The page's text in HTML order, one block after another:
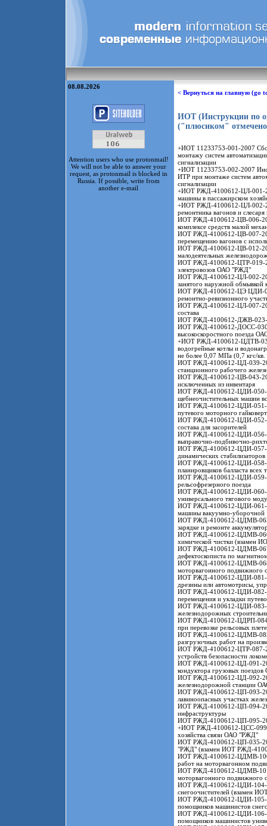
08.08.2026
Attention users who use protonmail!
We will not be able to answer your
request, as protonmail is blocked in
Russia. If possible, write from
another e-mail
< Вернуться на главную (go
ИОТ (Инструкции по
("плюсиком"
+ИОТ 11233753-001-2007
монтажу систем
сигнализации
+ИОТ 11233753-002-2007
ИТР при монтаже систем
сигнализации
+ИОТ РЖД-4100612-ЦЛ-001-
машины в пассажирском
+ИОТ РЖД-4100612-ЦЛ-002-
ремонтника вагонов и
ИОТ РЖД-4100612-ЦВ-006-
комплексе средств малой
ИОТ РЖД-4100612-ЦВ-007-
перемещению вагонов с
ИОТ РЖД-4100612-ЦВ-012-
малодеятельных
ИОТ РЖД-4100612-ЦТР-019-
электровозов ОАО "РЖД"
ИОТ РЖД-4100612-ЦЛ-002-
занятого наружной обмывкой
ИОТ РЖД-4100612-ЦЭ ЦДИ-
ремонтно-ревизионного
ИОТ РЖД-4100612-ЦЛ-007-
состава
ИОТ РЖД-4100612-ДЖВ-023-
ИОТ РЖД-4100612-ДОСС-030-
высокоскоростного поезда
+ИОТ РЖД-4100612-ЦДТВ-037-
водогрейные котлы и
не более 0,07 МПа (0,7 кгс/кв.
ИОТ РЖД-4100612-ЦД-039-
станционного рабочего
ИОТ РЖД-4100612-ЦВ-043-
исключенных из инвентаря
ИОТ РЖД-4100612-ЦДИ-050-
щебнеочистительных машин
ИОТ РЖД-4100612-ЦДИ-051-
путевого моторного
ИОТ РЖД-4100612-ЦДИ-052-
состава для засорителей
ИОТ РЖД-4100612-ЦДИ-056-
выправочно-подбивочно-
ИОТ РЖД-4100612-ЦДИ-057-
динамических
ИОТ РЖД-4100612-ЦДИ-058-
планировщиков балласта всех
ИОТ РЖД-4100612-ЦДИ-059-
рельсофрезерного поезда
ИОТ РЖД-4100612-ЦДИ-060-
универсального тягового
ИОТ РЖД-4100612-ЦДИ-061-
машины вакуумно-уборочной
ИОТ РЖД-4100612-ЦДМВ-063-
зарядке и ремонте
ИОТ РЖД-4100612-ЦДМВ-066-
химической чистки (взамен
ИОТ РЖД-4100612-ЦДМВ-067-
дефектоскописта по
ИОТ РЖД-4100612-ЦДМВ-068-
моторвагонного
ИОТ РЖД-4100612-ЦДИ-081-
дрезины или автомотрисы,
ИОТ РЖД-4100612-ЦДИ-082-
перемещения и укладки
ИОТ РЖД-4100612-ЦДИ-083-
железнодорожных
ИОТ РЖД-4100612-ЦДРП-084-
при перевозке рельсовых
ИОТ РЖД-4100612-ЦДМВ-085-
разгрузочных работ на
ИОТ РЖД-4100612-ЦТР-087-
устройств безопасности
ИОТ РЖД-4100612-ЦД-091-
кондуктора грузовых
ИОТ РЖД-4100612-ЦД-092-
железнодорожной станции
ИОТ РЖД-4100612-ЦП-093-
лавиноопасных участках
ИОТ РЖД-4100612-ЦП-094-
инфраструктуры
ИОТ РЖД-4100612-ЦП-095-
+ИОТ РЖД-4100612-ЦСС-099-
хозяйства связи ОАО "РЖД"
ИОТ РЖД-4100612-ЦП-035-
"РЖД" (взамен ИОТ РЖД-
ИОТ РЖД-4100612-ЦДМВ-100-
работ на моторвагонном
ИОТ РЖД-4100612-ЦДМВ-101-
моторвагонного подвижного
ИОТ РЖД-4100612-ЦДИ-104-
снегоочистителей (взамен
ИОТ РЖД-4100612-ЦДИ-105-
помощников машинистов
ИОТ РЖД-4100612-ЦДИ-106-
помощников машинистов